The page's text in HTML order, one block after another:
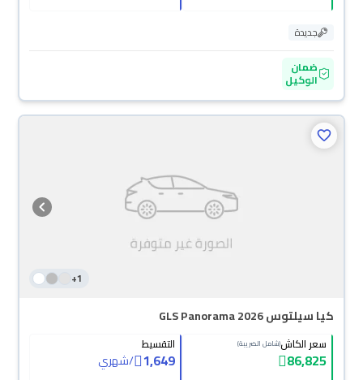
جديدة
ضمان
الوكيل
1
+
كيا سيلتوس GLS Panorama 2026
سعر الكاش(شامل الضريبة)
86,825
التقسيط
1,649
/شهري